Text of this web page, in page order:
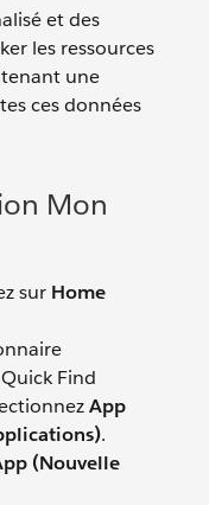
et des
les ressources
une
ces données
Mon
sur Home
Find
App
.
(Nouvelle